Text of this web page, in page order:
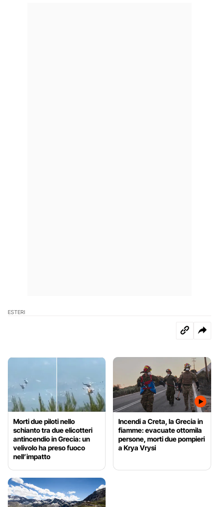
ESTERI
Morti due piloti nello
schianto tra due elicotteri
antincendio in Grecia: un
velivolo ha preso fuoco
nell’impatto
Incendi a Creta, la Grecia in
fiamme: evacuate ottomila
persone, morti due pompieri
a Krya Vrysi